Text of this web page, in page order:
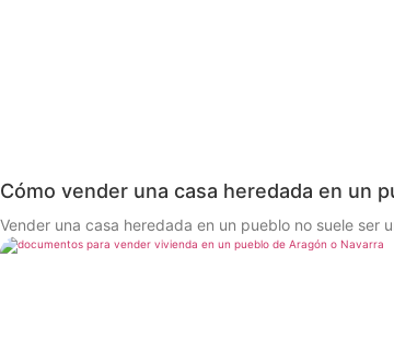
Cómo vender una casa heredada en un
Vender una casa heredada en un pueblo no suele